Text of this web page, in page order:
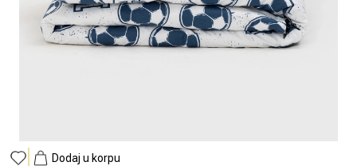
Dodaj u korpu